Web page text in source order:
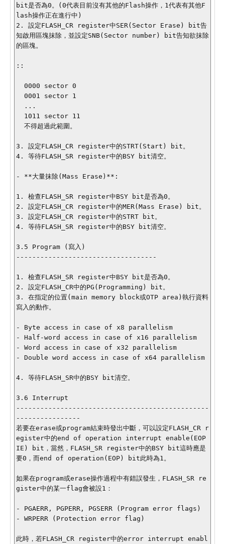
bit是否為0。(0代表目前沒有其他的Flash操作，1代表有其他F
lash操作正在進行中)
2. 設定FLASH_CR register中SER(Sector Erase) bit告
知啟用區塊抹除，並設定SNB(Sector number) bit告知欲抹除
的區塊。
::
3. 設定FLASH_CR register中的STRT(Start) bit。
4. 等待FLASH_SR register中的BSY bit清空。
- **大量抹除(Mass Erase)**:
1. 檢查FLASH_SR register中BSY bit是否為0。
2. 設定FLASH_CR register中的MER(Mass Erase) bit。
3. 設定FLASH_CR register中的STRT bit。
4. 等待FLASH_SR register中的BSY bit清空。
3.5 Program (寫入)
-----------------------------------
1. 檢查FLASH_SR register中BSY bit是否為0。
2. 設定FLASH_CR中的PG(Programming) bit。
3. 在指定的位置(main memory block或OTP area)執行資料
寫入的動作。
- Byte access in case of x8 parallelism
- Half-word access in case of x16 parallelism
- Word access in case of x32 parallelism
- Double word access in case of x64 parallelism
4. 等待FLASH_SR中的BSY bit清空。
3.6 Interrupt
------------------------------------------------
----------------
若要在erase或program結束時發出中斷，可以設定FLASH_CR r
egister中的end of operation interrupt enable(EOP
IE) bit，當然，FLASH_SR register中的BSY bit這時應是
要0，而end of operation(EOP) bit此時為1。
如果在program或erase操作過程中有錯誤發生，FLASH_SR re
gister中的某一flag會被設1：
- PGAERR, PGPERR, PGSERR (Program error flags)
- WRPERR (Protection error flag)
此時，若FLASH_CR register中的error interrupt enabl